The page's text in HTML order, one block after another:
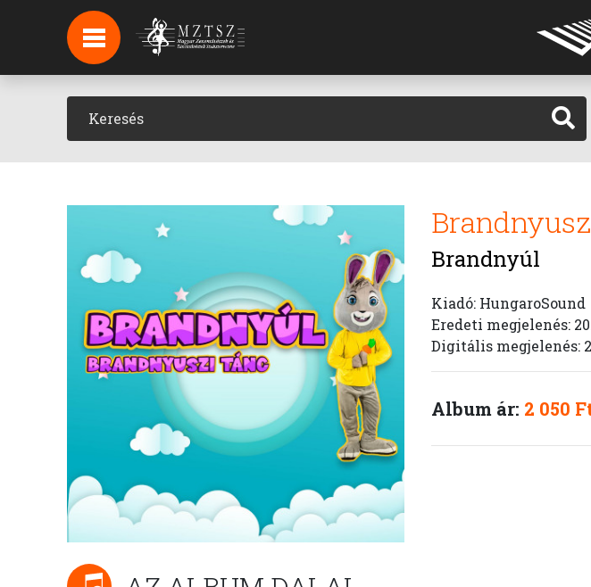
HÍREK
HÍRLEVÉL FELIRATKOZÁS
PODCAST
Brandnyúl
Kiadó: HungaroSound
Eredeti megjelenés:
Digitális megjelenés:
Album ár: 2 050